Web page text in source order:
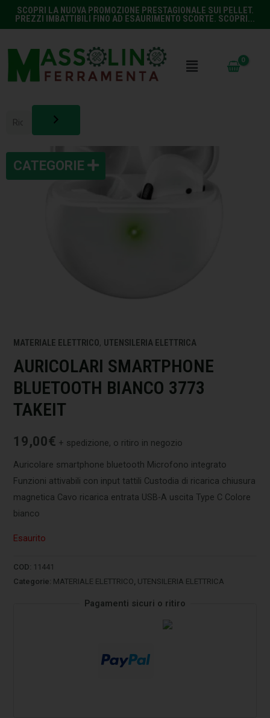
SCOPRI LA NUOVA PROMOZIONE PRESTAGIONALE SUI PELLET.
PREZZI IMBATTIBILI FINO AD ESAURIMENTO SCORTE. SCOPRI...
MATERIALE ELETTRICO, UTENSILERIA ELETTRICA
AURICOLARI SMARTPHONE
BLUETOOTH BIANCO 3773
TAKEIT
19,00€ + spedizione, o ritiro in negozio
Auricolare smartphone bluetooth Microfono integrato
Funzioni attivabili con input tattili Custodia di ricarica chiusura
magnetica Cavo ricarica entrata USB-A uscita Type C Colore
bianco
Esaurito
COD: 11441
Categorie: MATERIALE ELETTRICO, UTENSILERIA ELETTRICA
Pagamenti sicuri o ritiro